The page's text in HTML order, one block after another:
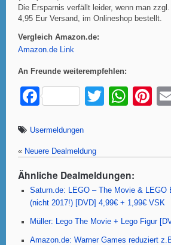
Die Ersparnis verfällt leider, wenn man zzgl.
4,95 Eur Versand, im Onlineshop bestellt.
Vergleich Amazon.de:
Amazon.de Link
An Freunde weiterempfehlen:
F
c
e
b
o
o
k
T
er
W
s
A
p
p
Pi
e
Usermeldungen
« Neuere Dealmeldung
Ähnliche Dealmeldungen:
Saturn.de: LEGO – The Movie & LEGO
(nicht 2017!) [DVD] 4,99€ + 1,99€ VSK
Müller: Lego The Movie + Lego Figur
Amazon.de: Warner Games reduziert